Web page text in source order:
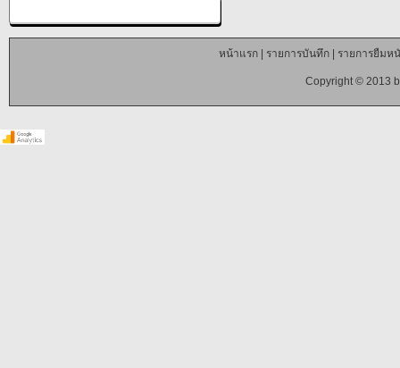
หน้าแรก| รายการบันทึก| รายการยืมห
Copyright © 2013